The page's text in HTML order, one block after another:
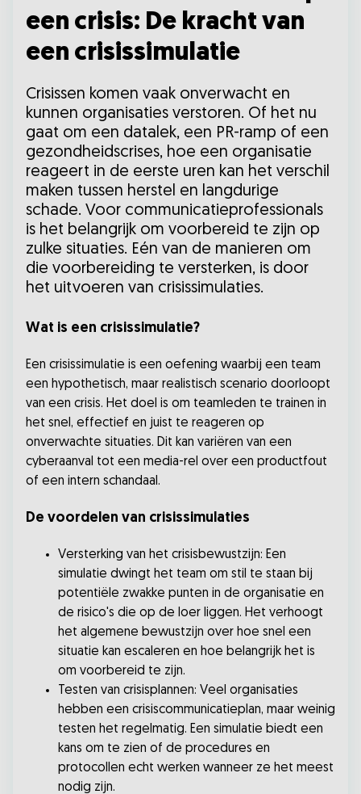
een crisis: De kracht van
een crisissimulatie
Crisissen komen vaak onverwacht en
kunnen organisaties verstoren. Of het nu
gaat om een datalek, een PR-ramp of een
gezondheidscrises, hoe een organisatie
reageert in de eerste uren kan het verschil
maken tussen herstel en langdurige
schade. Voor communicatieprofessionals
is het belangrijk om voorbereid te zijn op
zulke situaties. Eén van de manieren om
die voorbereiding te versterken, is door
het uitvoeren van crisissimulaties.
Wat is een crisissimulatie?
Een crisissimulatie is een oefening waarbij een team
een hypothetisch, maar realistisch scenario doorloopt
van een crisis. Het doel is om teamleden te trainen in
het snel, effectief en juist te reageren op
onverwachte situaties. Dit kan variëren van een
cyberaanval tot een media-rel over een productfout
of een intern schandaal.
De voordelen van crisissimulaties
Versterking van het crisisbewustzijn: Een
simulatie dwingt het team om stil te staan bij
potentiële zwakke punten in de organisatie en
de risico's die op de loer liggen. Het verhoogt
het algemene bewustzijn over hoe snel een
situatie kan escaleren en hoe belangrijk het is
om voorbereid te zijn.
Testen van crisisplannen: Veel organisaties
hebben een crisiscommunicatieplan, maar weinig
testen het regelmatig. Een simulatie biedt een
kans om te zien of de procedures en
protocollen echt werken wanneer ze het meest
nodig zijn.